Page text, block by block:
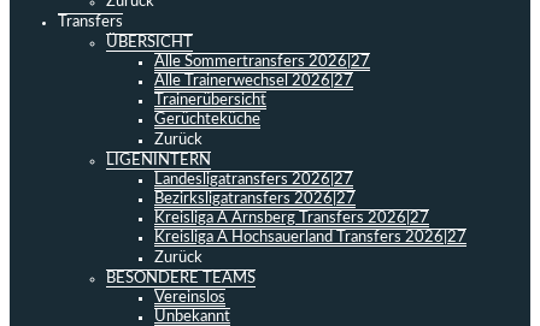
Transfers
ÜBERSICHT
Alle Sommertransfers 2026|27
Alle Trainerwechsel 2026|27
Trainerübersicht
Gerüchteküche
Zurück
LIGENINTERN
Landesligatransfers 2026|27
Bezirksligatransfers 2026|27
Kreisliga A Arnsberg Transfers 2026|27
Kreisliga A Hochsauerland Transfers 2026|27
Zurück
BESONDERE TEAMS
Vereinslos
Unbekannt